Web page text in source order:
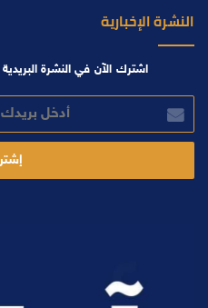
النشرة الإخبارية
اشترك الآن في النشرة البريدية
بريدك
الإلكتروني